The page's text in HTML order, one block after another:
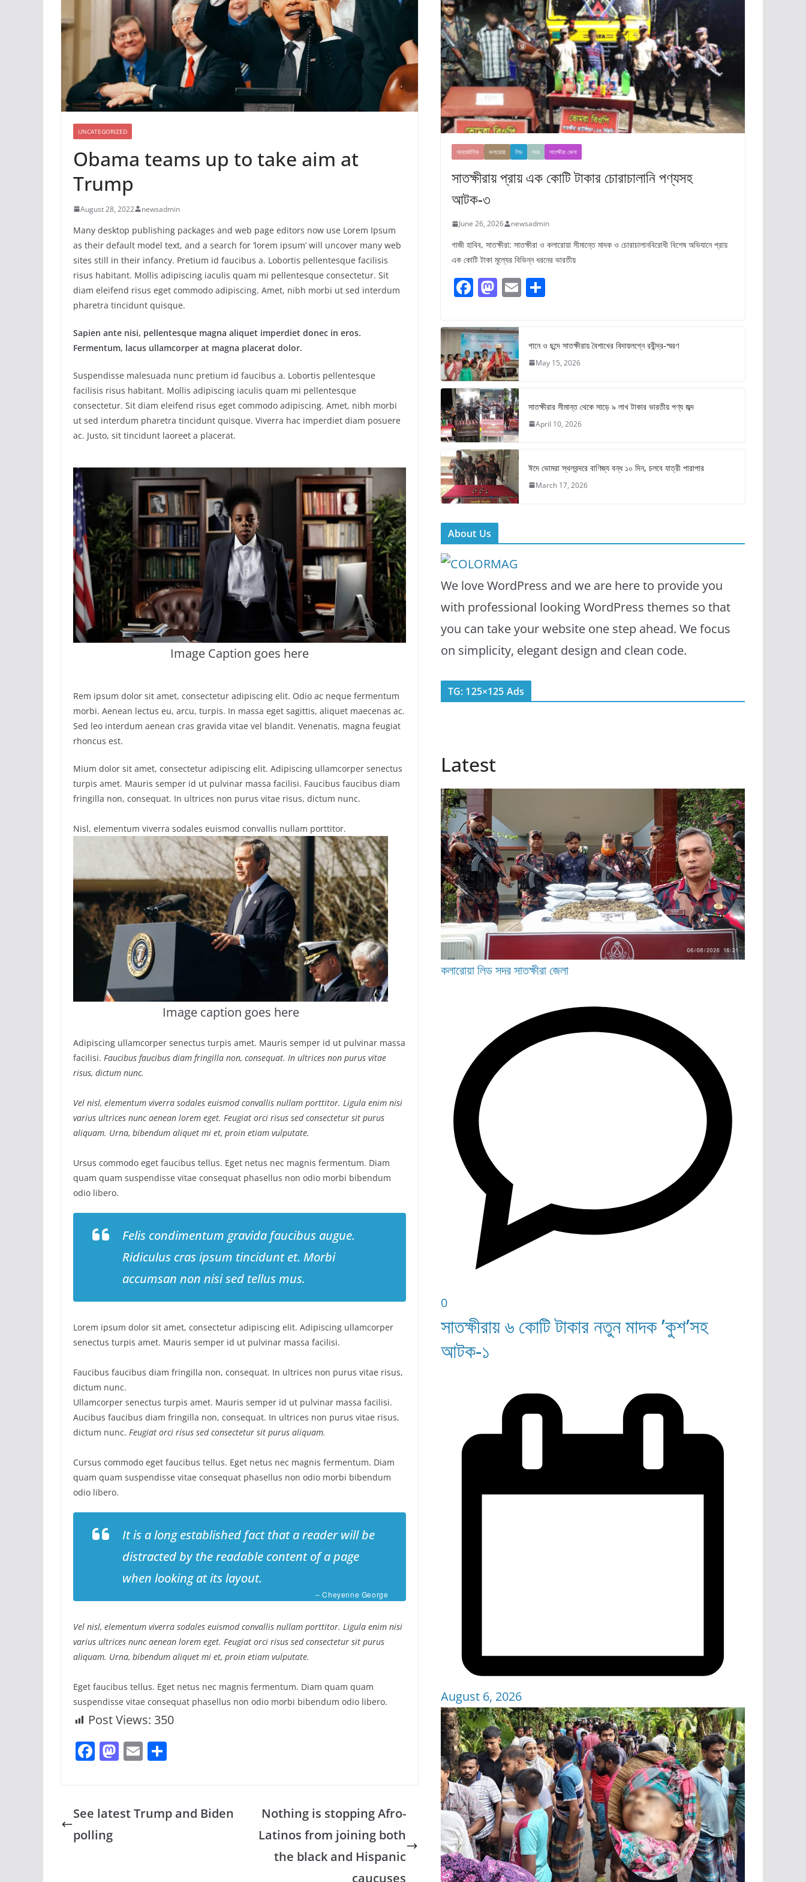
UNCATEGORIZED
Obama teams up to take aim at
Trump
August 28, 2022 newsadmin
Many desktop publishing packages and web page editors now use Lorem Ipsum
as their default model text, and a search for ‘lorem ipsum’ will uncover many web
sites still in their infancy. Pretium id faucibus a. Lobortis pellentesque facilisis
risus habitant. Mollis adipiscing iaculis quam mi pellentesque consectetur. Sit
diam eleifend risus eget commodo adipiscing. Amet, nibh morbi ut sed interdum
pharetra tincidunt quisque.
Sapien ante nisi, pellentesque magna aliquet imperdiet donec in eros.
Fermentum, lacus ullamcorper at magna placerat dolor.
Suspendisse malesuada nunc pretium id faucibus a. Lobortis pellentesque
facilisis risus habitant. Mollis adipiscing iaculis quam mi pellentesque
consectetur. Sit diam eleifend risus eget commodo adipiscing. Amet, nibh morbi
ut sed interdum pharetra tincidunt quisque. Viverra hac imperdiet diam posuere
ac. Justo, sit tincidunt laoreet a placerat.
Image Caption goes here
Rem ipsum dolor sit amet, consectetur adipiscing elit. Odio ac neque fermentum
morbi. Aenean lectus eu, arcu, turpis. In massa eget sagittis, aliquet maecenas ac.
Sed leo interdum aenean cras gravida vitae vel blandit. Venenatis, magna feugiat
rhoncus est.
Mium dolor sit amet, consectetur adipiscing elit. Adipiscing ullamcorper senectus
turpis amet. Mauris semper id ut pulvinar massa facilisi. Faucibus faucibus diam
fringilla non, consequat. In ultrices non purus vitae risus, dictum nunc.
Nisl, elementum viverra sodales euismod convallis nullam porttitor.
Image caption goes here
Adipiscing ullamcorper senectus turpis amet. Mauris semper id ut pulvinar massa
facilisi. Faucibus faucibus diam fringilla non, consequat. In ultrices non purus vitae
risus, dictum nunc.
Vel nisl, elementum viverra sodales euismod convallis nullam porttitor. Ligula enim nisi
varius ultrices nunc aenean lorem eget. Feugiat orci risus sed consectetur sit purus
aliquam. Urna, bibendum aliquet mi et, proin etiam vulputate.
Ursus commodo eget faucibus tellus. Eget netus nec magnis fermentum. Diam
quam quam suspendisse vitae consequat phasellus non odio morbi bibendum
odio libero.
Felis condimentum gravida faucibus augue.
Ridiculus cras ipsum tincidunt et. Morbi
accumsan non nisi sed tellus mus.
Lorem ipsum dolor sit amet, consectetur adipiscing elit. Adipiscing ullamcorper
senectus turpis amet. Mauris semper id ut pulvinar massa facilisi.
Faucibus faucibus diam fringilla non, consequat. In ultrices non purus vitae risus,
dictum nunc.
Ullamcorper senectus turpis amet. Mauris semper id ut pulvinar massa facilisi.
Aucibus faucibus diam fringilla non, consequat. In ultrices non purus vitae risus,
dictum nunc. Feugiat orci risus sed consectetur sit purus aliquam.
Cursus commodo eget faucibus tellus. Eget netus nec magnis fermentum. Diam
quam quam suspendisse vitae consequat phasellus non odio morbi bibendum
odio libero.
It is a long established fact that a reader will be
distracted by the readable content of a page
when looking at its layout.
– Cheyenne George
Vel nisl, elementum viverra sodales euismod convallis nullam porttitor. Ligula enim nisi
varius ultrices nunc aenean lorem eget. Feugiat orci risus sed consectetur sit purus
aliquam. Urna, bibendum aliquet mi et, proin etiam vulputate.
Eget faucibus tellus. Eget netus nec magnis fermentum. Diam quam quam
suspendisse vitae consequat phasellus non odio morbi bibendum odio libero.
Post Views: 350
F
e
b
o
M
o
E
l e
See latest Trump and Biden
polling
Nothing is stopping Afro-
Latinos from joining both
the black and Hispanic
caucuses
আন্তর্জাতিক কলারোয়া লিড সদর সাতক্ষীরা জেলা
সাতক্ষীরায় প্রায় এক কোটি টাকার চোরাচালানি পণ্যসহ
আটক-৩
June 26, 2026 newsadmin
গাজী হাবিব, সাতক্ষীরা: সাতক্ষীরা ও কলারোয়া সীমান্তে মাদক ও চোরাচালানবিরোধী বিশেষ অভিযানে প্রায়
এক কোটি টাকা মূল্যের বিভিন্ন ধরনের ভারতীয়
F
c
e
b
o
o
k
M
st
o
d
o
n
E S
e
গানে ও ছন্দে সাতক্ষীরায় বৈশাখের বিদায়লগ্নে রবীন্দ্র-স্মরণ
May 15, 2026
সাতক্ষীরার সীমান্ত থেকে সাড়ে ৯ লাখ টাকার ভারতীয় পণ্য জব্দ
April 10, 2026
ঈদে ভোমরা স্থলবন্দরে বাণিজ্য বন্ধ ১০ দিন, চলবে যাত্রী পারাপার
March 17, 2026
About Us
We love WordPress and we are here to provide you
with professional looking WordPress themes so that
you can take your website one step ahead. We focus
on simplicity, elegant design and clean code.
TG: 125×125 Ads
Latest
কলারোয়ালিডসদরসাতক্ষীরা জেলা
0
সাতক্ষীরায় ৬ কোটি টাকার নতুন মাদক ’কুশ’সহ
আটক-১
August 6, 2026